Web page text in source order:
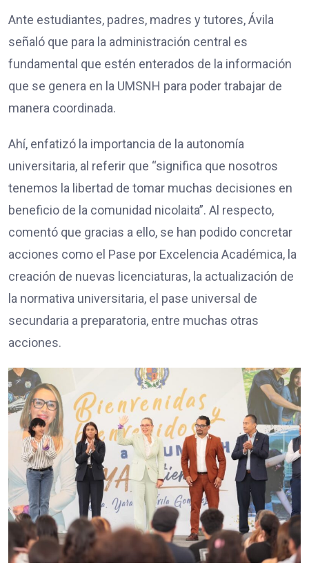
Ante estudiantes, padres, madres y tutores, Ávila
señaló que para la administración central es
fundamental que estén enterados de la información
que se genera en la UMSNH para poder trabajar de
manera coordinada.
Ahí, enfatizó la importancia de la autonomía
universitaria, al referir que “significa que nosotros
tenemos la libertad de tomar muchas decisiones en
beneficio de la comunidad nicolaita”. Al respecto,
comentó que gracias a ello, se han podido concretar
acciones como el Pase por Excelencia Académica, la
creación de nuevas licenciaturas, la actualización de
la normativa universitaria, el pase universal de
secundaria a preparatoria, entre muchas otras
acciones.